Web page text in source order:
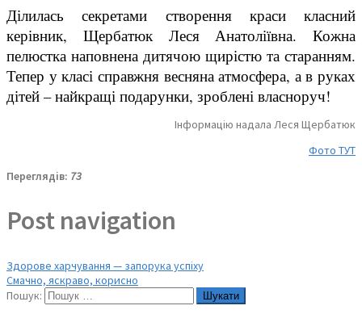
Ділилась секретами створення краси класний
керівник, Щербатюк Леся Анатоліївна. Кожна
пелюстка наповнена дитячою щирістю та старанням.
Тепер у класі справжня весняна атмосфера, а в руках
дітей – найкращі подарунки, зроблені власноруч!
Інформацію надала Леся Щербатюк
Фото ТУТ
Переглядів: 73
Post navigation
Здорове харчування — запорука успіху
Смачно, яскраво, корисно
Пошук: